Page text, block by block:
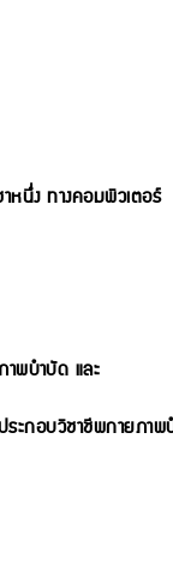
นึ่ง ทางคอมพิวเตอร์
พบำบัด และ
ะกอบวิชาชีพกายภาพ